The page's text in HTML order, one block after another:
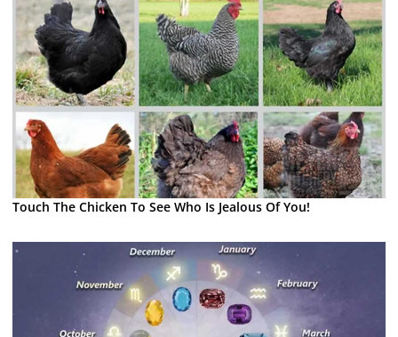
Touch The Chicken To See Who Is Jealous Of You!